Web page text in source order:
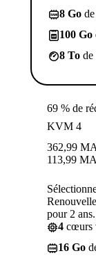
8 Go
100 Go
8 To de
69 % de
KVM 4
362,99
113,99
pour 2
4 cœurs
16 Go